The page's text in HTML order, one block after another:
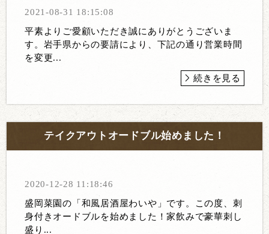
2021-08-31 18:15:08
平素よりご愛顧いただき誠にありがとうございま
す。岩手県からの要請により、下記の通り営業時間
を変更...
続きを見る
テイクアウトオードブル始めました！
2020-12-28 11:18:46
盛岡菜園の「和風居酒屋わいや」です。この度、刺
身付きオードブルを始めました！家飲みで豪華刺し
盛り...